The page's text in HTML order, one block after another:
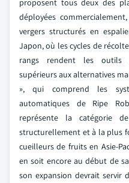
proposent tous deux des
déployées
vergers structurés en
Japon, où les cycles de
rangs rendent les outils
supérieurs aux alternatives
», qui comprend les
automatiques de Ripe
représente la catégorie
structurellement et à la plus
cueilleurs de fruits en Asie-
en soit encore au début de
son expansion devrait servir